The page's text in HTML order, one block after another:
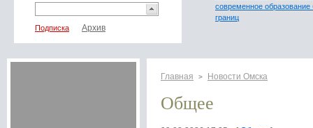
Подписка
современное образование
границ
Главная > Новости Омска
Общее